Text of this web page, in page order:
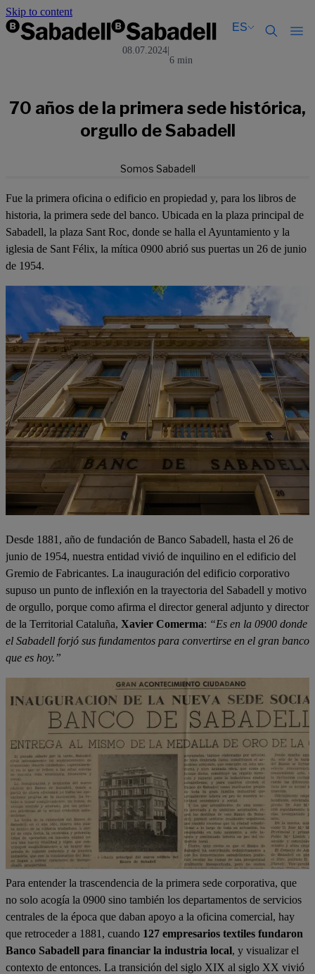
Skip to content
ES
Català
Español
Català
Español
08.07.2024
6 min
70 años de la primera sede histórica,
orgullo de Sabadell
Somos Sabadell
Fue la primera oficina o edificio en propiedad y, para los libros de
historia, la primera sede del banco. Ubicada en la plaza principal de
Sabadell, la plaza Sant Roc, donde se halla el Ayuntamiento y la
iglesia de Sant Félix, la mítica 0900 abrió sus puertas un 26 de junio
de 1954.
Desde 1881, año de fundación de Banco Sabadell, hasta el 26 de
junio de 1954, nuestra entidad vivió de inquilino en el edificio del
Gremio de Fabricantes. La inauguración del edificio corporativo
supuso un punto de inflexión en la trayectoria del Sabadell y motivo
de orgullo, porque como afirma el director general adjunto y director
de la Territorial Cataluña, Xavier Comerma: “Es en la 0900 donde
el Sabadell forjó sus fundamentos para convertirse en el gran banco
que es hoy.”
Para entender la trascendencia de la primera sede corporativa, que
no solo acogía la 0900 sino también los departamentos de servicios
centrales de la época que daban apoyo a la oficina comercial, hay
que retroceder a 1881, cuando 127 empresarios textiles fundaron
Banco Sabadell para financiar la industria local, y visualizar el
contexto de entonces. La transición del siglo XIX al siglo XX vivió